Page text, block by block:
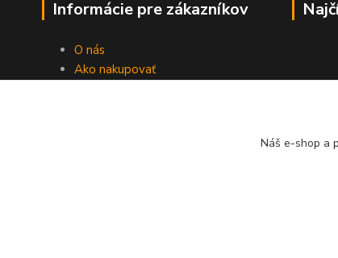
Informácie pre zákazníkov
O nás
Ako nakupovať
Náš e-shop a